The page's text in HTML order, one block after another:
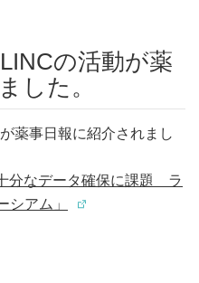
した。
薬事日報に紹介されまし
分なデータ確保に課題 ラ
シアム」